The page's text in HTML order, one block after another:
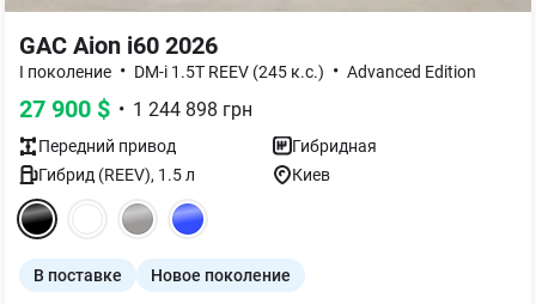
GAC Aion i60 2026
I поколение • DM-i 1.5T REEV (245 к.с.) • Advanced Edition
27 900 $ • 1 244 898 грн
Передний привод
Гибридная
Гибрид (REEV), 1.5л Киев
В поставке Новое поколение